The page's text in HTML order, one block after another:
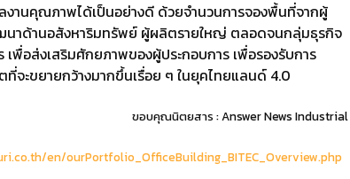
งานคุณภาพได้เป็นอย่างดี ด้วยจำนวนการจองพื้นที่จากผู้
นาด้านอสังหาริมทรัพย์ ผู้ผลิตรายใหญ่ ตลอดจนกลุ่มธุรกิจ
เพื่อส่งเสริมศักยภาพของผู้ประกอบการ เพื่อรองรับการ
จะขยายกว้างมากขึ้นเรื่อย ๆ ในยุคไทยแลนด์ 4.0
ขอบคุณนิตยสาร : Answer News Industrial
en/ourPortfolio_OfficeBuilding_BITEC_Overview.php